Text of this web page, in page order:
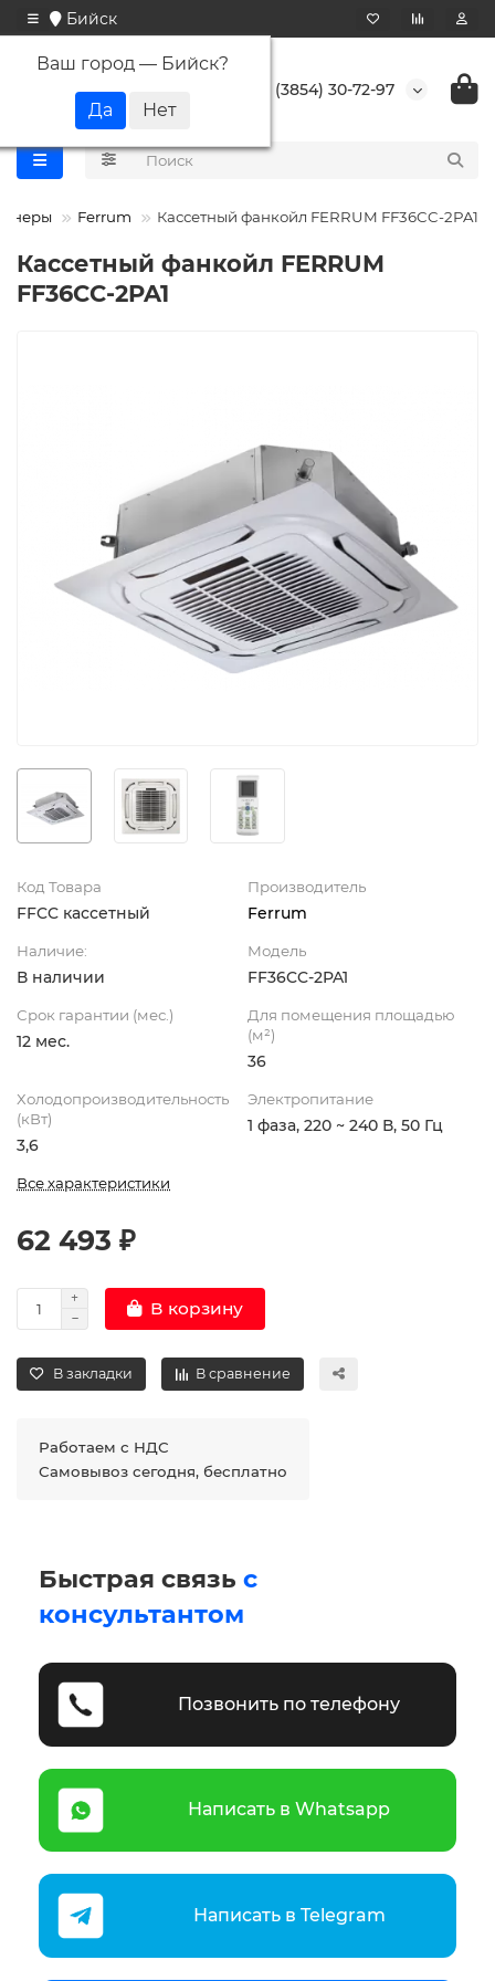
Бийск
Ваш город — Бийск?
+7 (3854) 30-72-97
Ferrum Кассетный фанкойл FERRUM FF36CC-2PA1
Кассетный фанкойл FERRUM
FF36CC-2PA1
Код Товара
FFCC кассетный
Производитель
Ferrum
Наличие:
В наличии
Модель
FF36CC-2PA1
Срок гарантии (мес.)
12 мес.
Для помещения площадью
(м²)
36
Холодопроизводительность
(кВт)
3,6
Электропитание
1 фаза, 220 ~ 240 В, 50 Гц
Все характеристики
62 493 ₽
В корзину
В закладки В сравнение
Работаем с НДС
Самовывоз сегодня, бесплатно
Быстрая связь с
консультантом
Позвонить по телефону
Написать в Whatsapp
Написать в Telegram